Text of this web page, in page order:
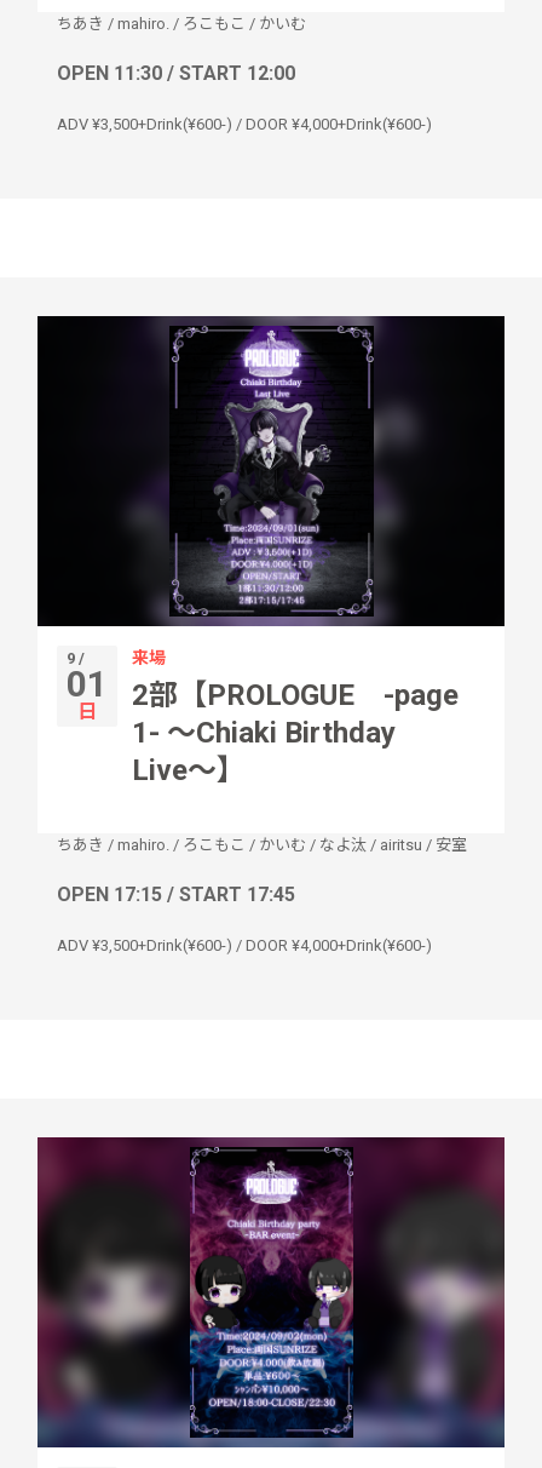
ちあき / mahiro. / ろこもこ / かいむ
OPEN 11:30 / START 12:00
ADV ¥3,500+Drink(¥600-) / DOOR ¥4,000+Drink(¥600-)
9 /
01
日
来場
2部【PROLOGUE -page
1- 〜Chiaki Birthday
Live〜】
ちあき / mahiro. / ろこもこ / かいむ / なよ汰 / airitsu / 安室
OPEN 17:15 / START 17:45
ADV ¥3,500+Drink(¥600-) / DOOR ¥4,000+Drink(¥600-)